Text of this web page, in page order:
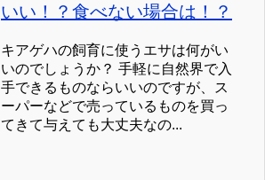
いい！？食べない場合は！？
キアゲハの飼育に使うエサは何がい
いのでしょうか？ 手軽に自然界で入
手できるものならいいのですが、ス
ーパーなどで売っているものを買っ
てきて与えても大丈夫なの...